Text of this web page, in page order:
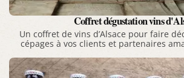
Coffret dégustation vins
Un coffret de vins d’Alsace pour faire
cépages à vos clients et partenaires